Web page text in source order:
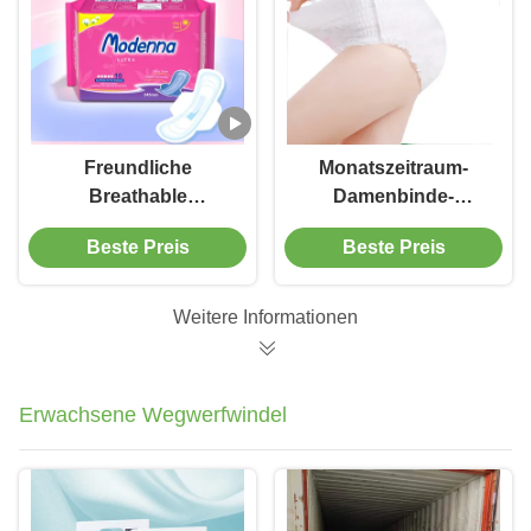
Freundliche
Breathable
Baumwollservietten
Monatsdamenbinde-
Zeiträume
Beste Preis
Monatszeitraum-
Damenbinde-
Schlüpfer-
wasserdichtes Leck-
Beste Preis
Weitere Informationen
Erwachsene Wegwerfwindel